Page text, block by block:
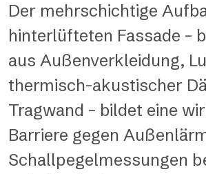
Der mehrschichtige
hinterlüfteten Fassade –
aus Außenverkleidung,
thermisch-akustischer
Tragwand – bildet eine
Barriere gegen
Schallpegelmessungen